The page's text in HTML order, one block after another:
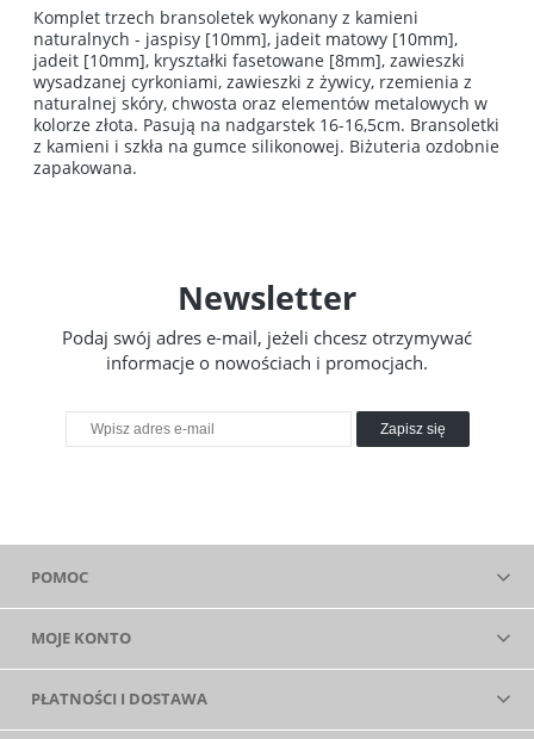
Komplet trzech bransoletek wykonany z kamieni
naturalnych - jaspisy [10mm], jadeit matowy [10mm],
jadeit [10mm], kryształki fasetowane [8mm], zawieszki
wysadzanej cyrkoniami, zawieszki z żywicy, rzemienia z
naturalnej skóry, chwosta oraz elementów metalowych w
kolorze złota. Pasują na nadgarstek 16-16,5cm. Bransoletki
z kamieni i szkła na gumce silikonowej. Biżuteria ozdobnie
zapakowana.
Newsletter
Podaj swój adres e-mail, jeżeli chcesz otrzymywać
informacje o nowościach i promocjach.
Zapisz się
POMOC
MOJE KONTO
PŁATNOŚCI I DOSTAWA